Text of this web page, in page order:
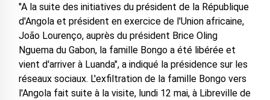
"A la suite des initiatives du président de la République
d'Angola et président en exercice de l'Union africaine,
João Lourenço, auprès du président Brice Oling
Nguema du Gabon, la famille Bongo a été libérée et
vient d'arriver à Luanda", a indiqué la présidence sur les
réseaux sociaux. L'exfiltration de la famille Bongo vers
l'Angola fait suite à la visite, lundi 12 mai, à Libreville de